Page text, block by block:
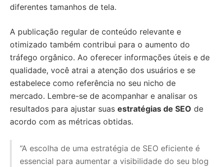
diferentes tamanhos de tela.
A publicação regular de conteúdo relevante e
otimizado também contribui para o aumento do
tráfego orgânico. Ao oferecer informações úteis e de
qualidade, você atrai a atenção dos usuários e se
estabelece como referência no seu nicho de
mercado. Lembre-se de acompanhar e analisar os
resultados para ajustar suas estratégias de SEO de
acordo com as métricas obtidas.
“A escolha de uma estratégia de SEO eficiente é
essencial para aumentar a visibilidade do seu blog